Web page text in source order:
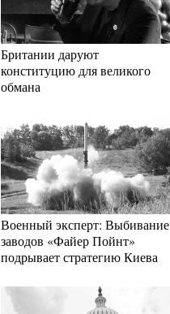
Британии даруют
конституцию для великого
обмана
Военный эксперт: Выбивание
заводов «Файер Пойнт»
подрывает стратегию Киева